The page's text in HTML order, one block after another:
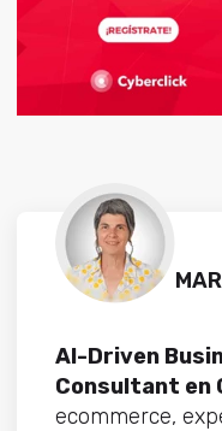
AI-Driven
Consultant en
ecommerce,